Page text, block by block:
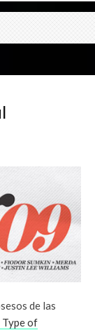
de las
Type of